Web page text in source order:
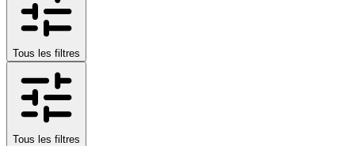
Tous les filtres
Tous les filtres